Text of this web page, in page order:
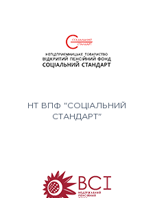
НТ ВПФ "СОЦІАЛЬНИЙ
СТАНДАРТ"